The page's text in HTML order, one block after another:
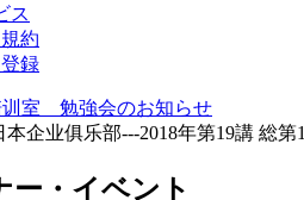
ス
約
録
训室 勉強会のお知らせ
本企业俱乐部---2018年第19講 総
ー・イベント